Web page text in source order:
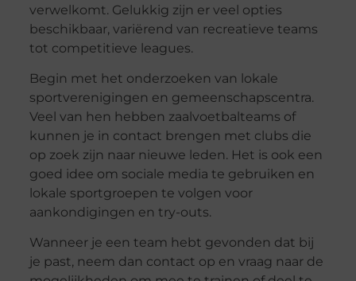
verwelkomt. Gelukkig zijn er veel opties
beschikbaar, variërend van recreatieve teams
tot competitieve leagues.
Begin met het onderzoeken van lokale
sportverenigingen en gemeenschapscentra.
Veel van hen hebben zaalvoetbalteams of
kunnen je in contact brengen met clubs die
op zoek zijn naar nieuwe leden. Het is ook een
goed idee om sociale media te gebruiken en
lokale sportgroepen te volgen voor
aankondigingen en try-outs.
Wanneer je een team hebt gevonden dat bij
je past, neem dan contact op en vraag naar de